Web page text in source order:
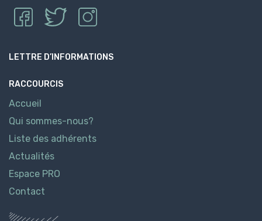
LETTRE D’INFORMATIONS
RACCOURCIS
Accueil
Qui sommes-nous?
Liste des adhérents
Actualités
Espace PRO
Contact